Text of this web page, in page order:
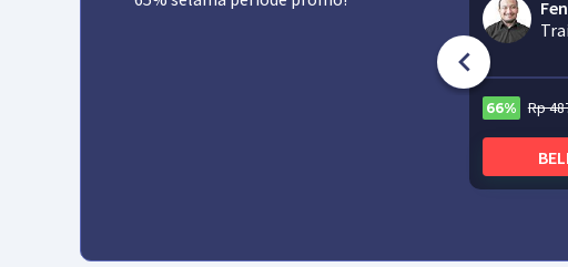
Rp 950.000 50% Rp 690.000 Rp 345.000
66% Rp